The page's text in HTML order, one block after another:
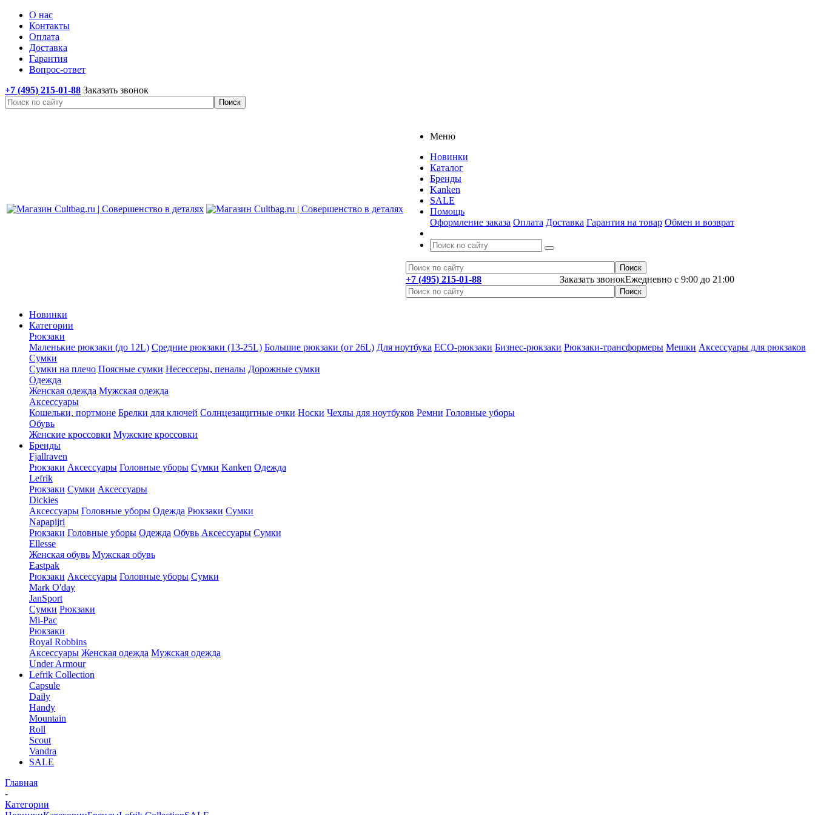
О нас
Контакты
Оплата
Доставка
Гарантия
Вопрос-ответ
+7 (495) 215-01-88 Заказать звонок
Меню
Новинки
Каталог
Бренды
Kanken
SALE
Помощь
Оформление заказа Оплата Доставка Гарантия на товар Обмен и возврат
Ежедневно с 9:00 до 21:00
+7 (495) 215-01-88 Заказать звонок
Новинки
Категории
Рюкзаки
Маленькие рюкзаки (до 12L) Средние рюкзаки (13-25L) Большие рюкзаки (от 26L) Для ноутбука ECO-рюкзаки Бизнес-рюкзаки Рюкзаки-трансформеры Мешки Аксессуары для рюкзаков
Сумки
Сумки на плечо Поясные сумки Несессеры, пеналы Дорожные сумки
Одежда
Женская одежда Мужская одежда
Аксессуары
Кошельки, портмоне Брелки для ключей Солнцезащитные очки Носки Чехлы для ноутбуков Ремни Головные уборы
Обувь
Женские кроссовки Мужские кроссовки
Бренды
Fjallraven
Рюкзаки Аксессуары Головные уборы Сумки Kanken Одежда
Lefrik
Рюкзаки Сумки Аксессуары
Dickies
Аксессуары Головные уборы Одежда Рюкзаки Сумки
Napapijri
Рюкзаки Головные уборы Одежда Обувь Аксессуары Сумки
Ellesse
Женская обувь Мужская обувь
Eastpak
Рюкзаки Аксессуары Головные уборы Сумки
Mark O'day
JanSport
Сумки Рюкзаки
Mi-Pac
Рюкзаки
Royal Robbins
Аксессуары Женская одежда Мужская одежда
Under Armour
Lefrik Collection
Capsule
Daily
Handy
Mountain
Roll
Scout
Vandra
SALE
Главная
-
Категории